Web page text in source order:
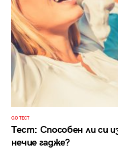
GO ТЕСТ
Тест: Способен ли си
нечие гадже?